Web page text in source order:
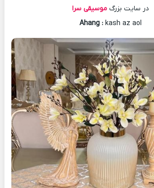
در سایت بزرگ موسیقی سرا
Ahang : kash az aol